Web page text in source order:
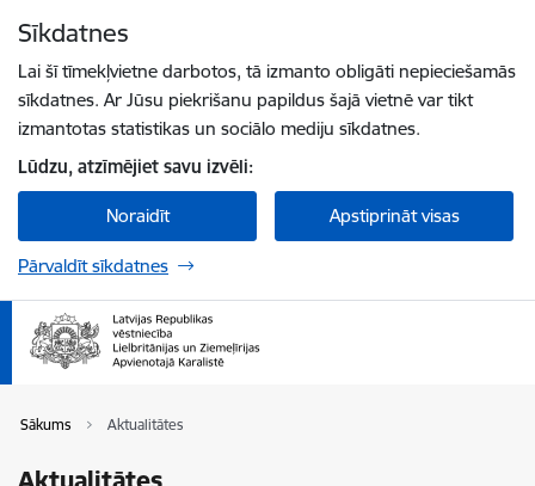
Sīkdatnes
Lai šī tīmekļvietne darbotos, tā izmanto obligāti nepieciešamās
sīkdatnes. Ar Jūsu piekrišanu papildus šajā vietnē var tikt
izmantotas statistikas un sociālo mediju sīkdatnes.
Lūdzu, atzīmējiet savu izvēli:
Noraidīt Apstiprināt visas
Pārvaldīt sīkdatnes
Sākums Aktualitātes